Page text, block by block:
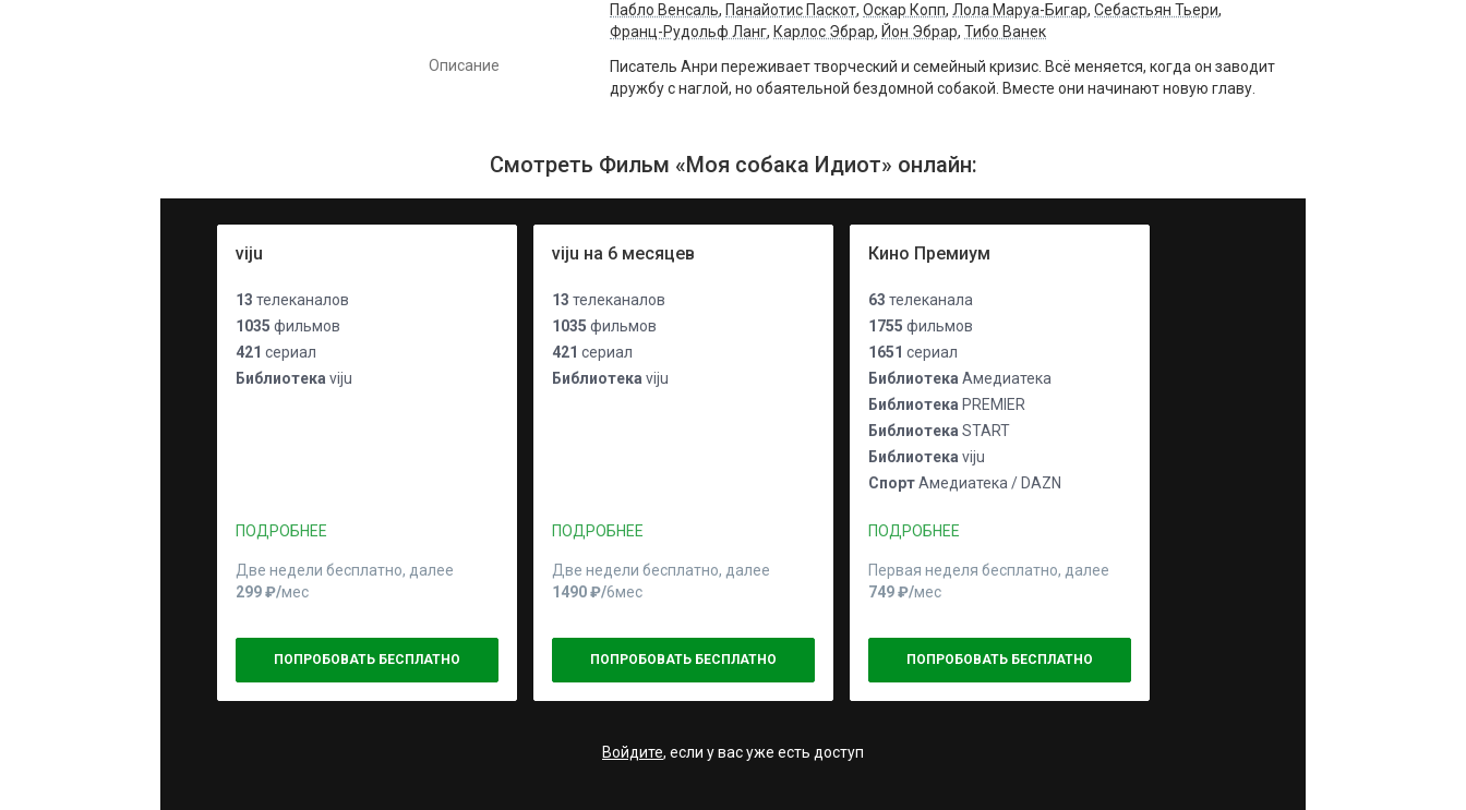
Пабло Венсаль, Панайотис Паскот, Оскар Копп, Лола Маруа-Бигар, Себастьян Тьери,
Франц-Рудольф Ланг, Карлос Эбрар, Йон Эбрар, Тибо Ванек
Описание
Писатель Анри переживает творческий и семейный кризис. Всё меняется, когда он заводит
дружбу с наглой, но обаятельной бездомной собакой. Вместе они начинают новую главу.
Смотреть Фильм «Моя собака Идиот» онлайн:
viju
13 телеканалов
1035 фильмов
421 сериал
Библиотека viju
ПОДРОБНЕЕ
Две недели бесплатно, далее
299 ₽⁠/⁠мес
ПОПРОБОВАТЬ БЕСПЛАТНО
viju на 6 месяцев
13 телеканалов
1035 фильмов
421 сериал
Библиотека viju
ПОДРОБНЕЕ
Две недели бесплатно, далее
1490 ₽⁠/⁠6мес
ПОПРОБОВАТЬ БЕСПЛАТНО
Кино Премиум
63 телеканала
1755 фильмов
1651 сериал
Библиотека Амедиатека
Библиотека PREMIER
Библиотека START
Библиотека viju
СпортАмедиатека / DAZN
ПОДРОБНЕЕ
Первая неделя бесплатно, далее
749 ₽⁠/⁠мес
ПОПРОБОВАТЬ БЕСПЛАТНО
Войдите, если у вас уже есть доступ